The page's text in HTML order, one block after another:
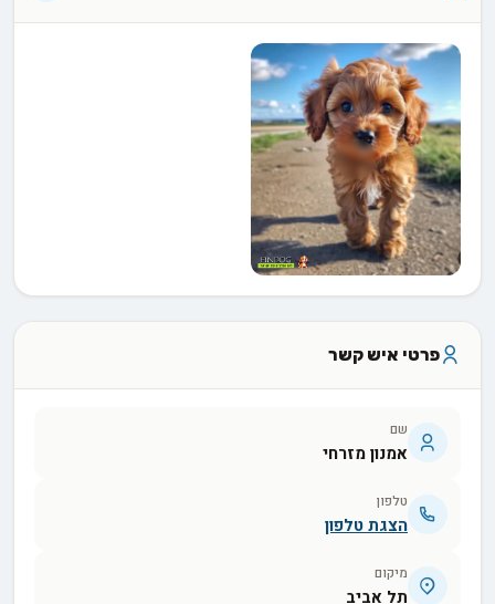
פרטי איש קשר
שם
אמנון מזרחי
טלפון
הצגת טלפון
מיקום
תל אביב